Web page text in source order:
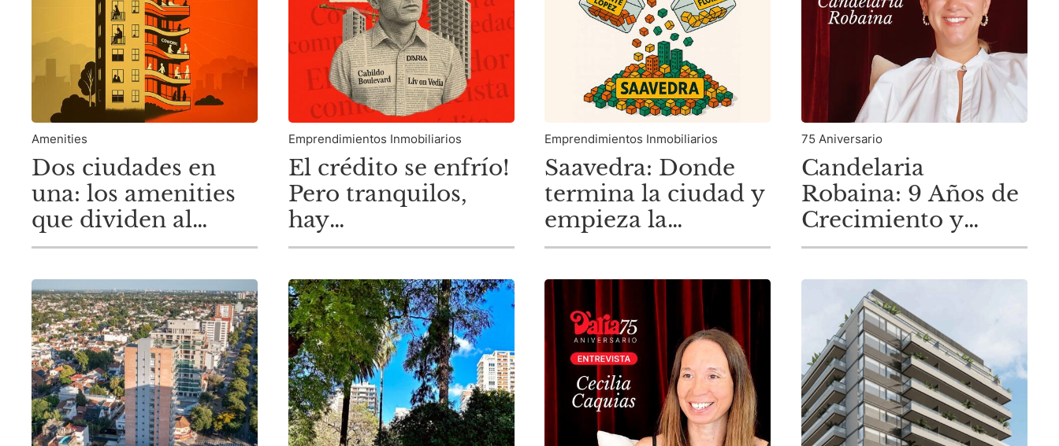
Amenities
Dos ciudades en
una: los amenities
que dividen al
mercado
porteño.
Emprendimientos Inmobiliarios
El crédito se enfrío!
Pero tranquilos,
hay
desarrolladores.
Emprendimientos Inmobiliarios
Saavedra: Donde
termina la ciudad y
empieza la
oportunidad.
75 Aniversario
Candelaria
Robaina: 9 Años de
Crecimiento y
Alegría en D'Aria